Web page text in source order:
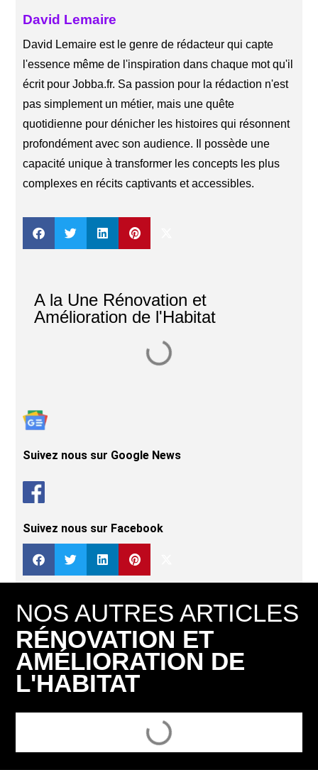
David Lemaire
David Lemaire est le genre de rédacteur qui capte
l'essence même de l'inspiration dans chaque mot qu'il
écrit pour Jobba.fr. Sa passion pour la rédaction n'est
pas simplement un métier, mais une quête
quotidienne pour dénicher les histoires qui résonnent
profondément avec son audience. Il possède une
capacité unique à transformer les concepts les plus
complexes en récits captivants et accessibles.
A la Une Rénovation et
Amélioration de l'Habitat
Suivez nous sur Google News
Suivez nous sur Facebook
NOS AUTRES ARTICLES
RÉNOVATION ET
AMÉLIORATION DE
L'HABITAT